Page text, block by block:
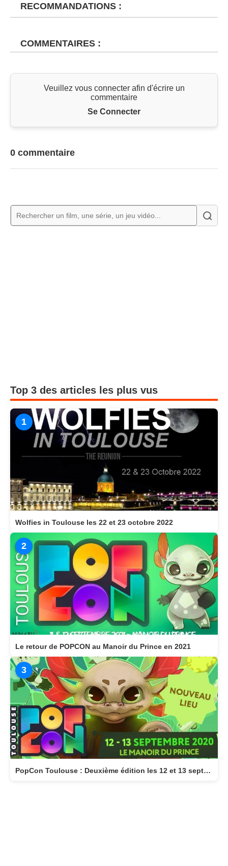
RECOMMANDATIONS :
COMMENTAIRES :
Veuillez vous connecter afin d'écrire un
commentaire
Se Connecter
0 commentaire
Top 3 des articles les plus vus
1
Wolfies in Toulouse les 22 et 23 octobre 2022
2
Le retour de POPCON au Manoir du Prince en 2021
3
PopCon Toulouse : Deuxième édition les 12 et 13 septembre 2020